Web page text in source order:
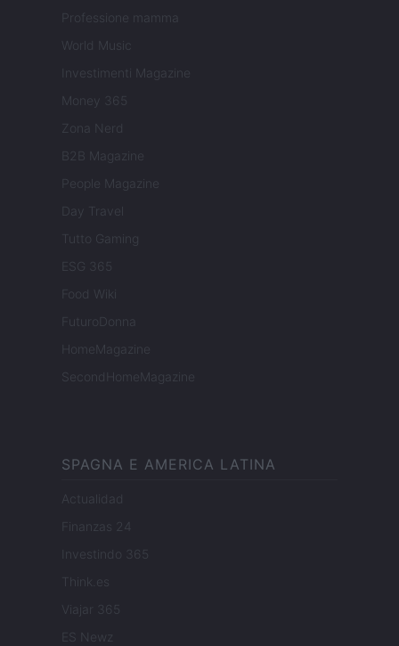
Professione mamma
World Music
Investimenti Magazine
Money 365
Zona Nerd
B2B Magazine
People Magazine
Day Travel
Tutto Gaming
ESG 365
Food Wiki
FuturoDonna
HomeMagazine
SecondHomeMagazine
SPAGNA E AMERICA LATINA
Actualidad
Finanzas 24
Investindo 365
Think.es
Viajar 365
ES Newz